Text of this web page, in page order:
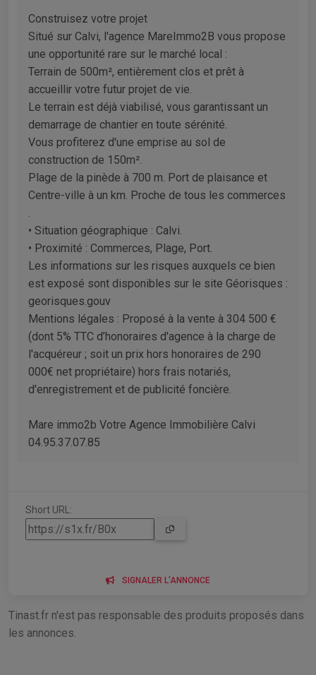
Construisez votre projet
Situé sur Calvi, l'agence MareImmo2B vous propose
une opportunité rare sur le marché local :
Terrain de 500m², entièrement clos et prêt à
accueillir votre futur projet de vie.
Le terrain est déjà viabilisé, vous garantissant un
demarrage de chantier en toute sérénité.
Vous profiterez d'une emprise au sol de
construction de 150m².
Plage de la pinède à 700 m. Port de plaisance et
Centre-ville à un km. Proche de tous les commerces
• Situation géographique : Calvi.
• Proximité : Commerces, Plage, Port.
Les informations sur les risques auxquels ce bien
est exposé sont disponibles sur le site Géorisques :
georisques.gouv
Mentions légales : Proposé à la vente à 304 500 €
(dont 5% TTC d’honoraires d'agence à la charge de
l'acquéreur ; soit un prix hors honoraires de 290
000€ net propriétaire) hors frais notariés,
d'enregistrement et de publicité foncière.
Mare immo2b Votre Agence Immobilière Calvi
04.95.37.07.85
Short URL:
SIGNALER L'ANNONCE
Tinast.fr n'est pas responsable des produits proposés dans
les annonces.